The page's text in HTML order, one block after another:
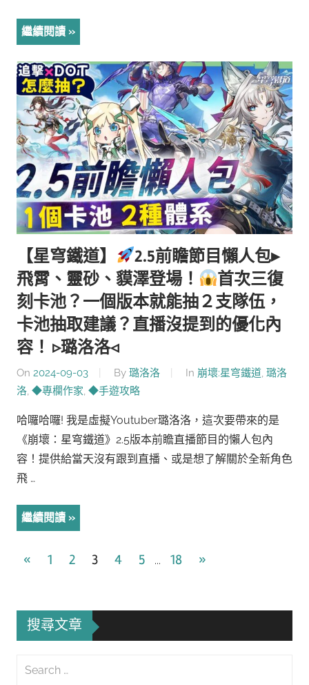
繼續閱讀
【星穹鐵道】
2.5前瞻節目懶人包▸
飛霄、靈砂、貘澤登場！
首次三復
刻卡池？一個版本就能抽２支隊伍，
卡池抽取建議？直播沒提到的優化內
容！ ▹璐洛洛◃
On 2024-09-03 By 璐洛洛 In 崩壞:星穹鐵道, 璐洛
洛, ◆專欄作家, ◆手遊攻略
哈囉哈囉! 我是虛擬Youtuber璐洛洛，這次要帶來的是
《崩壞：星穹鐵道》2.5版本前瞻直播節目的懶人包內
容！提供給當天沒有跟到直播、或是想了解關於全新角色
飛 …
繼續閱讀
文
導
覽
« Previous
1 2 3 4 5 ... 18
Next
»
搜尋文章
Search